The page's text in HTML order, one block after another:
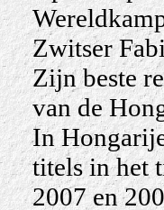
Zwitser
Zijn beste
van de
In
titels in het
2007 en